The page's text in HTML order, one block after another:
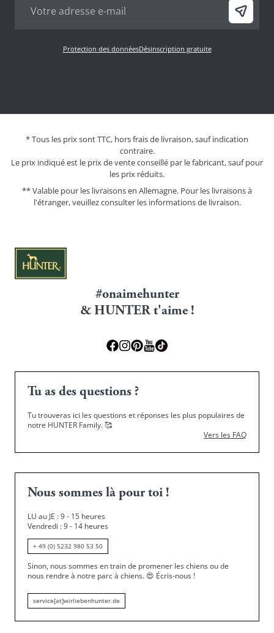
Protection des donnéesDésinscription gratuite
* Tous les prix sont TTC, hors frais de livraison, sauf indication
contraire.
Le prix indiqué est le prix de vente conseillé par le fabricant, sauf pour
les prix réduits.
** Valable pour les livraisons en Allemagne. Pour les livraisons à
l'étranger, veuillez consulter les informations de livraison.
#onaimehunter
& HUNTER t'aime !
Tu as des questions ?
Tu trouveras ici les questions et réponses les plus populaires de
notre HUNTER Family.🥰
Vers les FAQ
Nous sommes là pour toi !
LU au JE : 9 - 15 heures
Vendredi : 9 - 14 heures
+ 49 (0) 5232 980 53 50
Sinon, nous sommes en train de promener les chiens ou de
nous rendre à notre parc à chiens. 😍 Écris-nous !
service[at]wirliebenhunter.de